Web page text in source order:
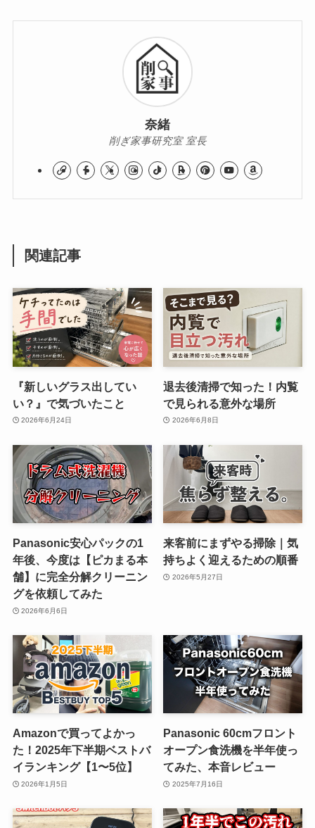
奈緒
削ぎ家事研究室 室長
関連記事
『新しいグラス出してい
い？』で気づいたこと
2026年6月24日
退去後清掃で知った！内覧
で見られる意外な場所
2026年6月8日
Panasonic安心パックの1
年後、今度は【ピカまる本
舗】に完全分解クリーニン
グを依頼してみた
2026年6月6日
来客前にまずやる掃除｜気
持ちよく迎えるための順番
2026年5月27日
Amazonで買ってよかっ
た！2025年下半期ベストバ
イランキング【1〜5位】
2026年1月5日
Panasonic 60cmフロント
オープン食洗機を半年使っ
てみた、本音レビュー
2025年7月16日